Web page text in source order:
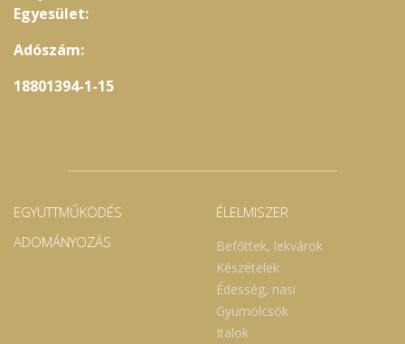
Egyesület:
Adószám:
18801394-1-15
EGYÜTTMŰKÖDÉS
ADOMÁNYOZÁS
ÉLELMISZER
Befőttek, lekvárok
Készételek
Édesség, nasi
Gyümölcsök
Italok